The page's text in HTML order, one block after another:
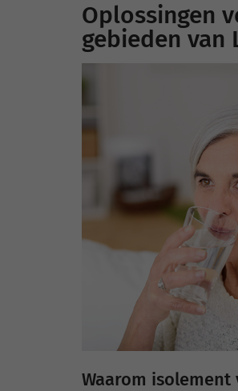
Oplossingen
gebieden van
Waarom